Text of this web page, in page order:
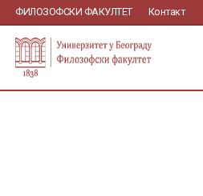
ФИЛОЗОФСКИ ФАКУЛТЕТ Контакт